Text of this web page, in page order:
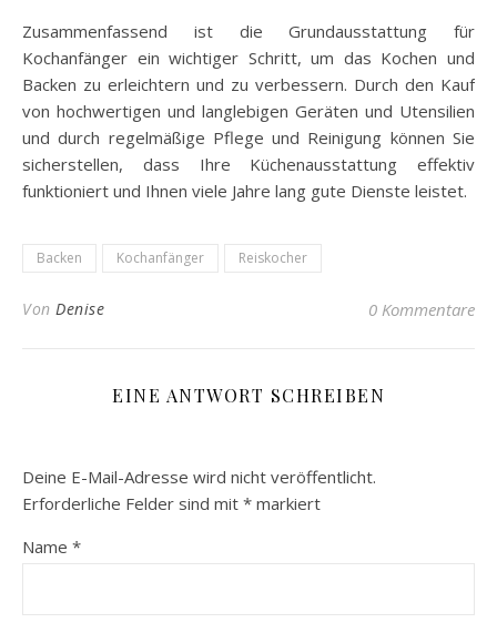
Zusammenfassend ist die Grundausstattung für
Kochanfänger ein wichtiger Schritt, um das Kochen und
Backen zu erleichtern und zu verbessern. Durch den Kauf
von hochwertigen und langlebigen Geräten und Utensilien
und durch regelmäßige Pflege und Reinigung können Sie
sicherstellen, dass Ihre Küchenausstattung effektiv
funktioniert und Ihnen viele Jahre lang gute Dienste leistet.
Backen Kochanfänger Reiskocher
Von Denise 0 Kommentare
EINE ANTWORT SCHREIBEN
Deine E-Mail-Adresse wird nicht veröffentlicht.
Erforderliche Felder sind mit * markiert
Name *